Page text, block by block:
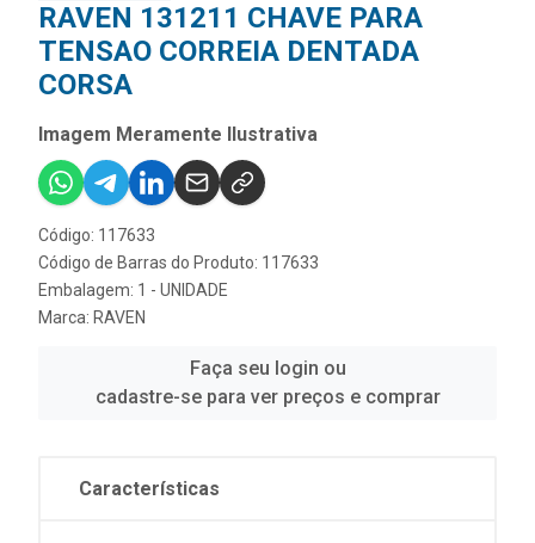
RAVEN 131211 CHAVE PARA
TENSAO CORREIA DENTADA
CORSA
Imagem Meramente Ilustrativa
Código: 117633
Código de Barras do Produto: 117633
Embalagem: 1 - UNIDADE
Marca: RAVEN
Faça seu login ou
cadastre-se para ver preços e comprar
Características